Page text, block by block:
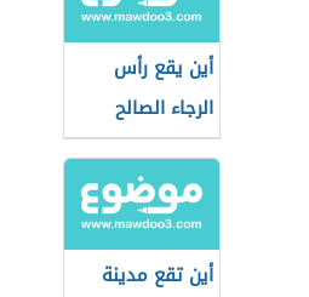
أين يقع رأس
الرجاء الصالح
أين تقع مدينة